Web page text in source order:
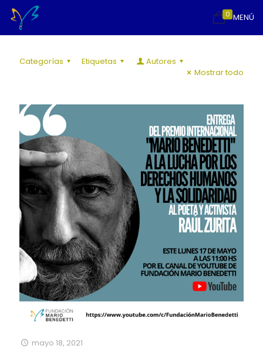
MENÚ
0
Categorías Etiquetas
Autores
Mostrar todo
mayo 18, 2021